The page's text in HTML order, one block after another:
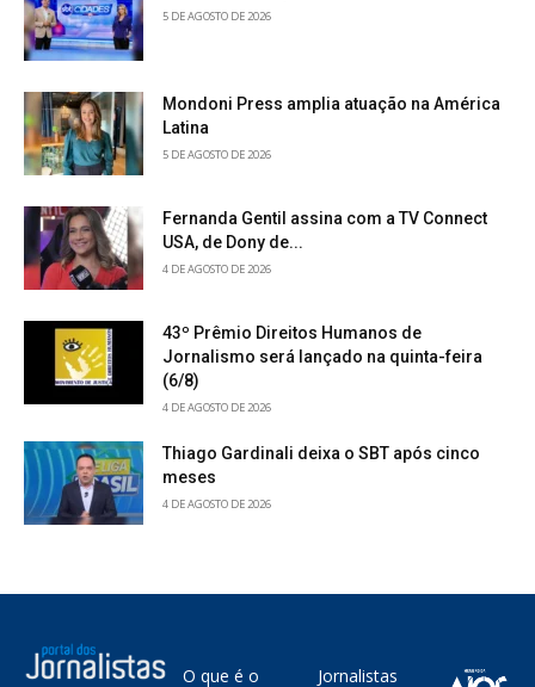
5 DE AGOSTO DE 2026
Mondoni Press amplia atuação na América
Latina
5 DE AGOSTO DE 2026
Fernanda Gentil assina com a TV Connect
USA, de Dony de...
4 DE AGOSTO DE 2026
43º Prêmio Direitos Humanos de
Jornalismo será lançado na quinta-feira
(6/8)
4 DE AGOSTO DE 2026
Thiago Gardinali deixa o SBT após cinco
meses
4 DE AGOSTO DE 2026
O que é o Jornalistas